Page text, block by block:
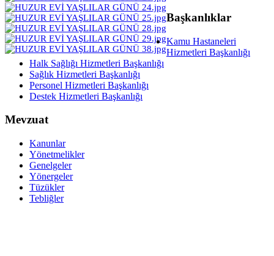
Başkanlıklar
Kamu Hastaneleri
Hizmetleri Başkanlığı
Halk Sağlığı Hizmetleri Başkanlığı
Sağlık Hizmetleri Başkanlığı
Personel Hizmetleri Başkanlığı
Destek Hizmetleri Başkanlığı
Mevzuat
Kanunlar
Yönetmelikler
Genelgeler
Yönergeler
Tüzükler
Tebliğler